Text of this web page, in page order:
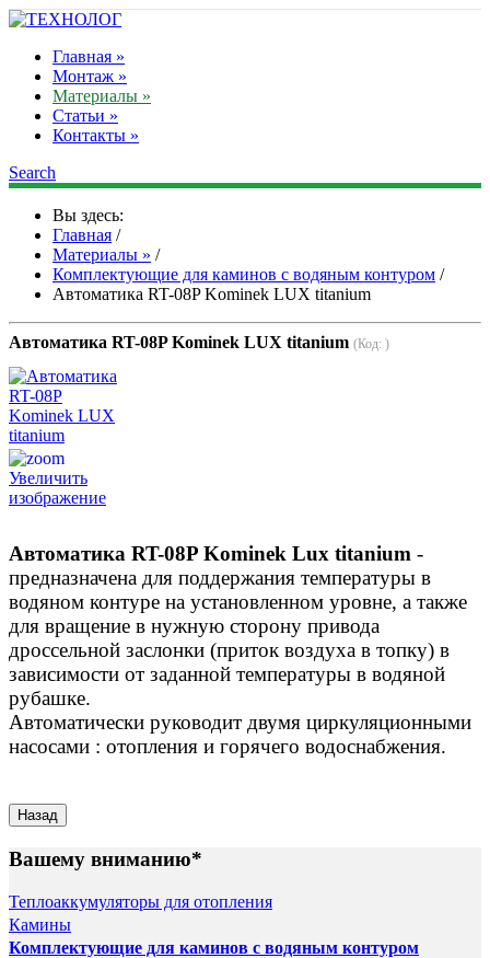
Главная »
Монтаж »
Материалы »
Статьи »
Контакты »
Search
Вы здесь:
Главная /
Материалы » /
Комплектующие для каминов с водяным контуром /
Автоматика RT-08P Kominek LUX titanium
Автоматика RT-08P Kominek LUX titanium (Код: )
Увеличить
изображение
Автоматика RT-08P Kominek Lux titanium -
предназначена для поддержания температуры в
водяном контуре на установленном уровне, а также
для вращение в нужную сторону привода
дроссельной заслонки (приток воздуха в топку) в
зависимости от заданной температуры в водяной
рубашке.
Автоматически руководит двумя циркуляционными
насосами : отопления и горячего водоснабжения.
Вашему вниманию*
Теплоаккумуляторы для отопления
Камины
Комплектующие для каминов с водяным контуром